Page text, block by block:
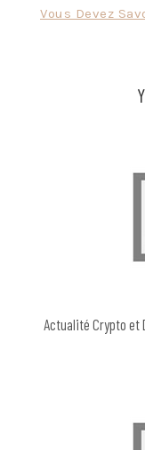
Vous Devez
Actualité Crypto et